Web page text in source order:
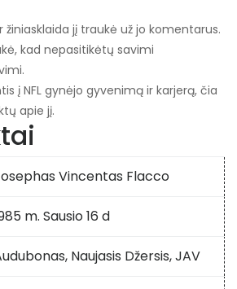
žiniasklaida jį traukė už jo komentarus.
kad nepasitikėtų savimi
į NFL gynėjo gyvenimą ir karjerą, čia
apie jį.
Vincentas Flacco
m. Sausio 16 d
Naujasis Džersis, JAV